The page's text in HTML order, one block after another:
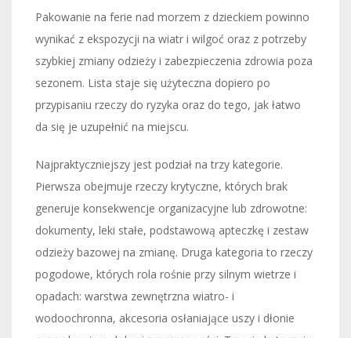
Pakowanie na ferie nad morzem z dzieckiem powinno
wynikać z ekspozycji na wiatr i wilgoć oraz z potrzeby
szybkiej zmiany odzieży i zabezpieczenia zdrowia poza
sezonem. Lista staje się użyteczna dopiero po
przypisaniu rzeczy do ryzyka oraz do tego, jak łatwo
da się je uzupełnić na miejscu.
Najpraktyczniejszy jest podział na trzy kategorie.
Pierwsza obejmuje rzeczy krytyczne, których brak
generuje konsekwencje organizacyjne lub zdrowotne:
dokumenty, leki stałe, podstawową apteczkę i zestaw
odzieży bazowej na zmianę. Druga kategoria to rzeczy
pogodowe, których rola rośnie przy silnym wietrze i
opadach: warstwa zewnętrzna wiatro- i
wodoochronna, akcesoria osłaniające uszy i dłonie